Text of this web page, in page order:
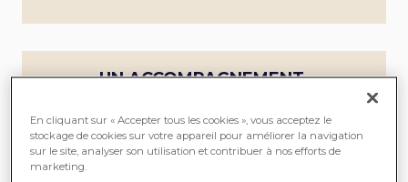
UN ACCOMPAGNEMENT
SEREIN
ME
En cliquant sur « Accepter tous les cookies », vous acceptez le
stockage de cookies sur votre appareil pour améliorer la navigation
sur le site, analyser son utilisation et contribuer à nos efforts de
marketing.